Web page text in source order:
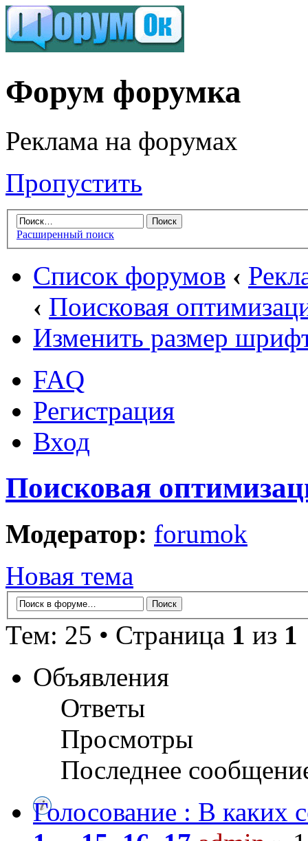
Форум форумка
Реклама на форумах
Пропустить
Расширенный поиск
Список форумов ‹
‹ Поисковая
Изменить размер
FAQ
Регистрация
Вход
Поисковая
Модератор: forumok
Новая тема
Тем: 25 • Страница 1 из 1
Объявления
Ответы
Просмотры
Последнее
Голосование : В каких